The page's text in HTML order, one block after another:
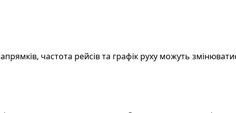
частота рейсів та графік руху можуть